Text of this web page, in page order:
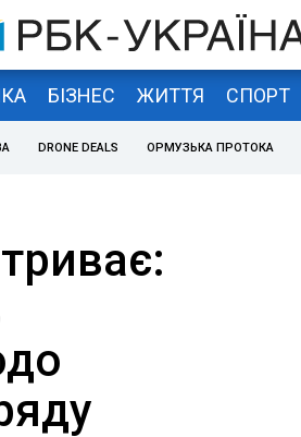
БІЗНЕС ЖИТТЯ СПОРТ
DRONE DEALS ОРМУЗЬКА ПРОТОКА